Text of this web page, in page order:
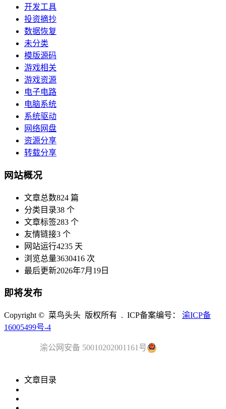
开发工具
投资摘抄
数据恢复
未分类
模版源码
游戏相关
游戏资源
电子电路
电脑系统
系统驱动
网络网盘
资源分享
转载分享
网站概况
文章总数824 篇
分类目录38 个
文章标签283 个
友情链接3 个
网站运行4235 天
浏览总量3630416 次
最后更新2026年7月19日
即将发布
Copyright © 菜鸟头头 版权所有 . ICP备案编号： 渝ICP备
16005499号-4
渝公网安备 50010202001161号
文章目录